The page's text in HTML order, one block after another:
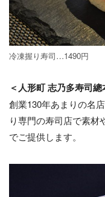
冷凍握り寿司…1490円
＜人形町 志乃多寿司總
創業130年あまりの名
り専門の寿司店で素材
でご提供します。